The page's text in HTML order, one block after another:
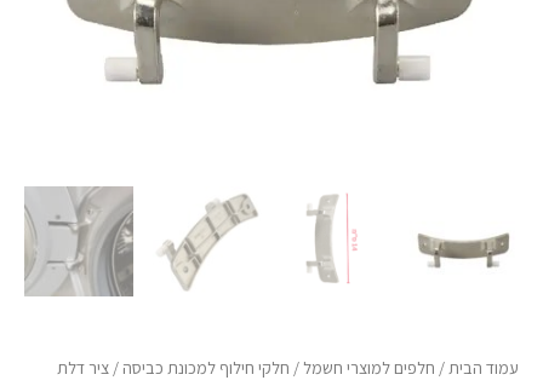
עמוד הבית/ חלפים למוצרי חשמל/ חלקי חילוף למכונת כביסה / ציר דלת